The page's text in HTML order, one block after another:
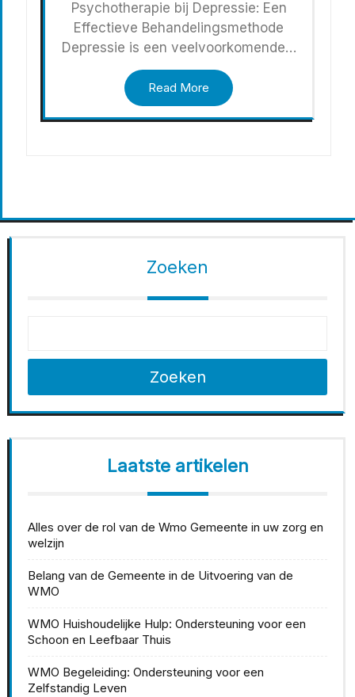
Psychotherapie bij Depressie: Een
Effectieve Behandelingsmethode
Depressie is een veelvoorkomende…
Read More
Zoeken
Zoeken
Laatste artikelen
Alles over de rol van de Wmo Gemeente in uw zorg en
welzijn
Belang van de Gemeente in de Uitvoering van de
WMO
WMO Huishoudelijke Hulp: Ondersteuning voor een
Schoon en Leefbaar Thuis
WMO Begeleiding: Ondersteuning voor een
Zelfstandig Leven